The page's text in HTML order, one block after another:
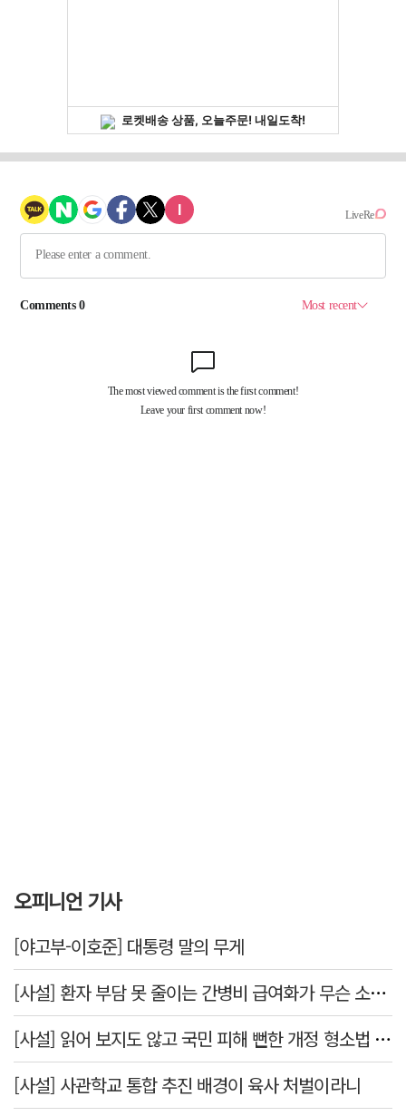
오피니언 기사
[야고부-이호준] 대통령 말의 무게
[사설] 환자 부담 못 줄이는 간병비 급여화가 무슨 소용인가
[사설] 읽어 보지도 않고 국민 피해 뻔한 개정 형소법 공포한 대통령
[사설] 사관학교 통합 추진 배경이 육사 처벌이라니